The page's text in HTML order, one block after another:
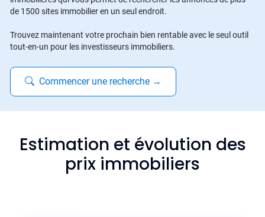
de 1500 sites immobilier en un seul endroit.
Trouvez maintenant votre prochain bien rentable avec le seul outil
tout-en-un pour les investisseurs immobiliers.
Commencer une recherche →
Estimation et évolution des
prix immobiliers